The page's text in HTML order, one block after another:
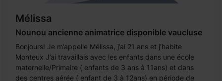
Mélissa
Nounou ancienne animatrice disponible vaucluse
Bonjours! Je m’appelle Mélissa, j’ai 21 ans et j’habite
Monteux J’ai travaillais avec les enfants dans une école
maternelle/Primaire ( enfants de 3 ans à 11ans) et dans
des centres aérée ( enfant de 3 à 12ans) en période de